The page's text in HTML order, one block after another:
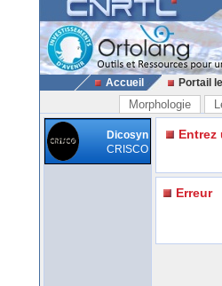
Accueil Portail
Morphologie
Dicosyn
CRISCO
Entrez
Erreur